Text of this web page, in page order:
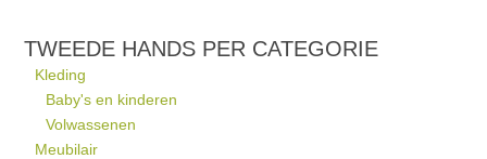
TWEEDE HANDS PER CATEGORIE
Kleding
Baby's en kinderen
Volwassenen
Meubilair